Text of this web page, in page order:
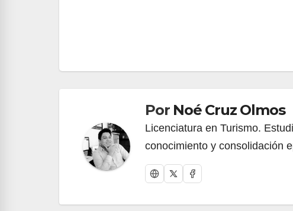
de
entradas
Por Noé Cruz Olmos
Licenciatura en Turismo.
conocimiento y consolidación